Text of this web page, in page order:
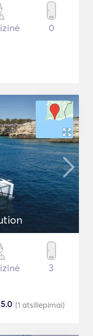
0
3
(1 atsiliepimai)
5.0